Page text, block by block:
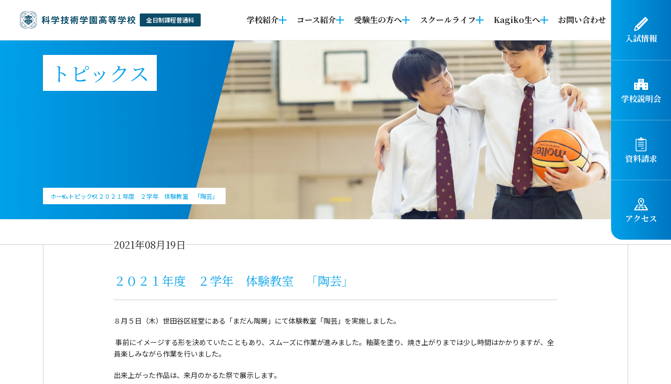
入試情報
学校説明会
資料請求
アクセス
学校紹介 コース紹介 受験生の方へ スクールライフ Kagiko生へ お問い合わせ
トピックス
ホーム トピックス ２０２１年度 ２学年 体験教室 「陶芸」
2021年08月19日
２０２１年度 ２学年 体験教室 「陶芸」
８月５日（木）世田谷区経堂にある「まだん陶房」にて体験教室「陶芸」を実施しました。
事前にイメージする形を決めていたこともあり、スムーズに作業が進みました。釉薬を塗り、焼き上がりまでは少し時間はかかりますが、全
員楽しみながら作業を行いました。
出来上がった作品は、来月のかるた祭で展示します。